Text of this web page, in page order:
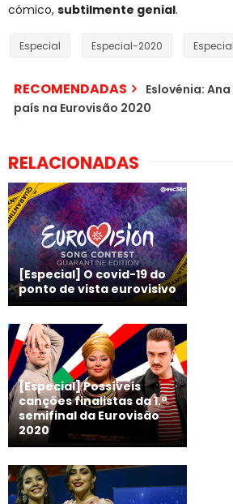
cómico, subtilmente genial.
Especial Especial-2020
RECOMENDADAS
Eslovénia:
país na Eurovisão 2020
RELACIONADAS
[Especial] O covid-19 do
ponto de vista eurovisivo
[Especial] Possíveis
canções finalistas da 1.ª
semifinal da Eurovisão
2020